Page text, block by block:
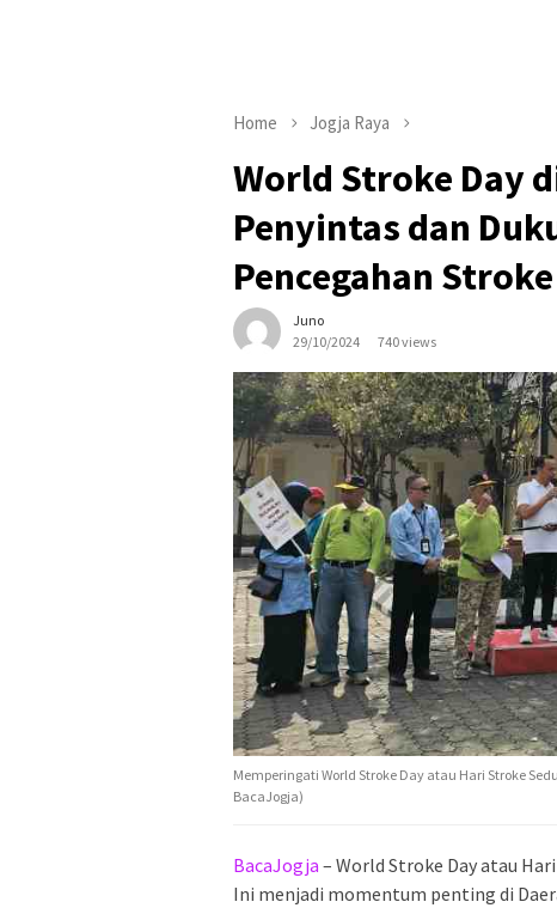
Home Jogja Raya
World Stroke Day
Penyintas dan
Pencegahan Stroke
Juno
29/10/2024
740 views
Memperingati World Stroke Day atau Hari Stroke
BacaJogja)
BacaJogja – World Stroke Day atau
Ini menjadi momentum penting di